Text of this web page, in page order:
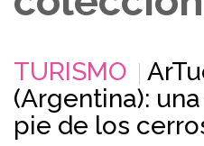
TURISMO
(Argentina):
pie de los